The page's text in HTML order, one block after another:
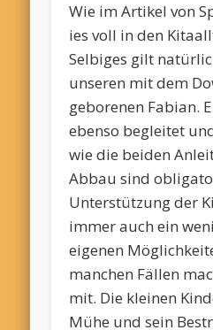
Wie im Artikel von
ies voll in den
Selbiges gilt
unseren mit dem
geborenen Fabian.
ebenso begleitet
wie die beiden
Abbau sind
Unterstützung der
immer auch ein
eigenen
manchen Fällen
mit. Die kleinen
Mühe und sein